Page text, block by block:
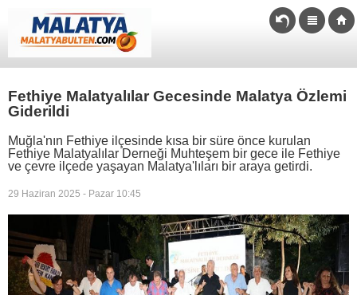
Fethiye Malatyalılar Gecesinde Malatya Özlemi
Giderildi
Muğla'nın Fethiye ilçesinde kısa bir süre önce kurulan
Fethiye Malatyalılar Derneği Muhteşem bir gece ile Fethiye
ve çevre ilçede yaşayan Malatya'lıları bir araya getirdi.
29 Haziran 2025 - Pazar 10:45